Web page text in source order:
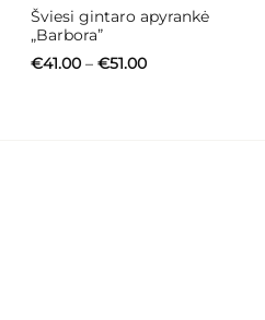
Šviesi gintaro apyrankė
„Barbora”
€41.00 – €51.00Price